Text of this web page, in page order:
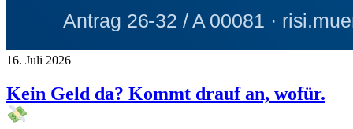
16. Juli 2026
Kein Geld da? Kommt drauf an, wofür.